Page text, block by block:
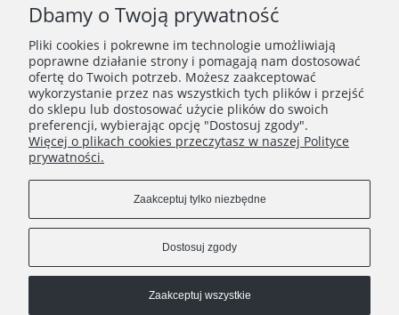
Dostępne w wersji ze srebra 925, srebra pokrytego 24ct
złotem i różowym złotem.
INFORMACJE
O FIRMIE
Dbamy o Twoją prywatność
Pliki cookies i pokrewne im technologie umożliwiają
poprawne działanie strony i pomagają nam dostosować
ofertę do Twoich potrzeb. Możesz zaakceptować
wykorzystanie przez nas wszystkich tych plików i przejść
do sklepu lub dostosować użycie plików do swoich
preferencji, wybierając opcję "Dostosuj zgody".
Więcej o plikach cookies przeczytasz w naszej Polityce
prywatności.
Zaakceptuj tylko niezbędne
Dostosuj zgody
Zaakceptuj wszystkie